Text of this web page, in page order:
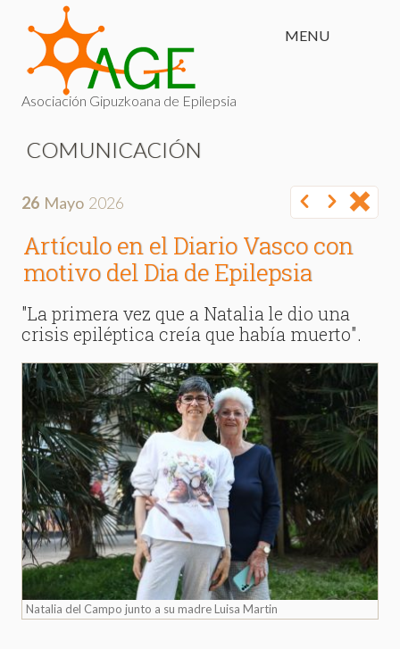
MENU
Asociación Gipuzkoana de Epilepsia
COMUNICACIÓN
26 Mayo 2026
Artículo en el Diario Vasco con
motivo del Dia de Epilepsia
"La primera vez que a Natalia le dio una
crisis epiléptica creía que había muerto".
Natalia del Campo junto a su madre Luisa Martin